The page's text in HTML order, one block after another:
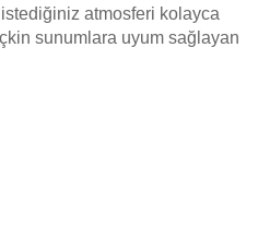
atmosferi kolayca
sunumlara uyum sağlayan